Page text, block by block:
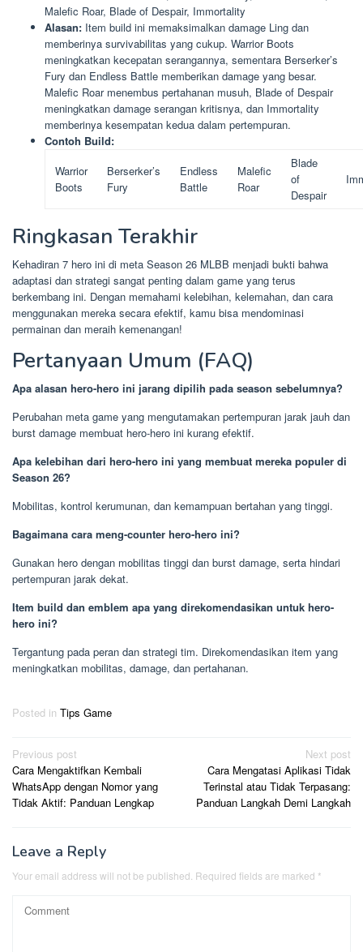
Malefic Roar, Blade of Despair, Immortality
Alasan: Item build ini memaksimalkan damage Ling dan
memberinya survivabilitas yang cukup. Warrior Boots
meningkatkan kecepatan serangannya, sementara Berserker’s
Fury dan Endless Battle memberikan damage yang besar.
Malefic Roar menembus pertahanan musuh, Blade of Despair
meningkatkan damage serangan kritisnya, dan Immortality
memberinya kesempatan kedua dalam pertempuran.
Contoh Build:
Warrior
Boots
Berserker’s
Fury
Endless
Battle
Malefic
Roar
Blade
of
Despair
Ringkasan Terakhir
Kehadiran 7 hero ini di meta Season 26 MLBB menjadi bukti bahwa
adaptasi dan strategi sangat penting dalam game yang terus
berkembang ini. Dengan memahami kelebihan, kelemahan, dan cara
menggunakan mereka secara efektif, kamu bisa mendominasi
permainan dan meraih kemenangan!
Pertanyaan Umum (FAQ)
Apa alasan hero-hero ini jarang dipilih pada season sebelumnya?
Perubahan meta game yang mengutamakan pertempuran jarak jauh dan
burst damage membuat hero-hero ini kurang efektif.
Apa kelebihan dari hero-hero ini yang membuat mereka populer di
Season 26?
Mobilitas, kontrol kerumunan, dan kemampuan bertahan yang tinggi.
Bagaimana cara meng-counter hero-hero ini?
Gunakan hero dengan mobilitas tinggi dan burst damage, serta hindari
pertempuran jarak dekat.
Item build dan emblem apa yang direkomendasikan untuk hero-
hero ini?
Tergantung pada peran dan strategi tim. Direkomendasikan item yang
meningkatkan mobilitas, damage, dan pertahanan.
Posted in Tips Game
Post
navigation
Previous post
Cara Mengaktifkan Kembali
WhatsApp dengan Nomor yang
Tidak Aktif: Panduan Lengkap
Next post
Cara Mengatasi Aplikasi Tidak
Terinstal atau Tidak Terpasang:
Panduan Langkah Demi Langkah
Leave a Reply
Your email address will not be published. Required fields are marked *